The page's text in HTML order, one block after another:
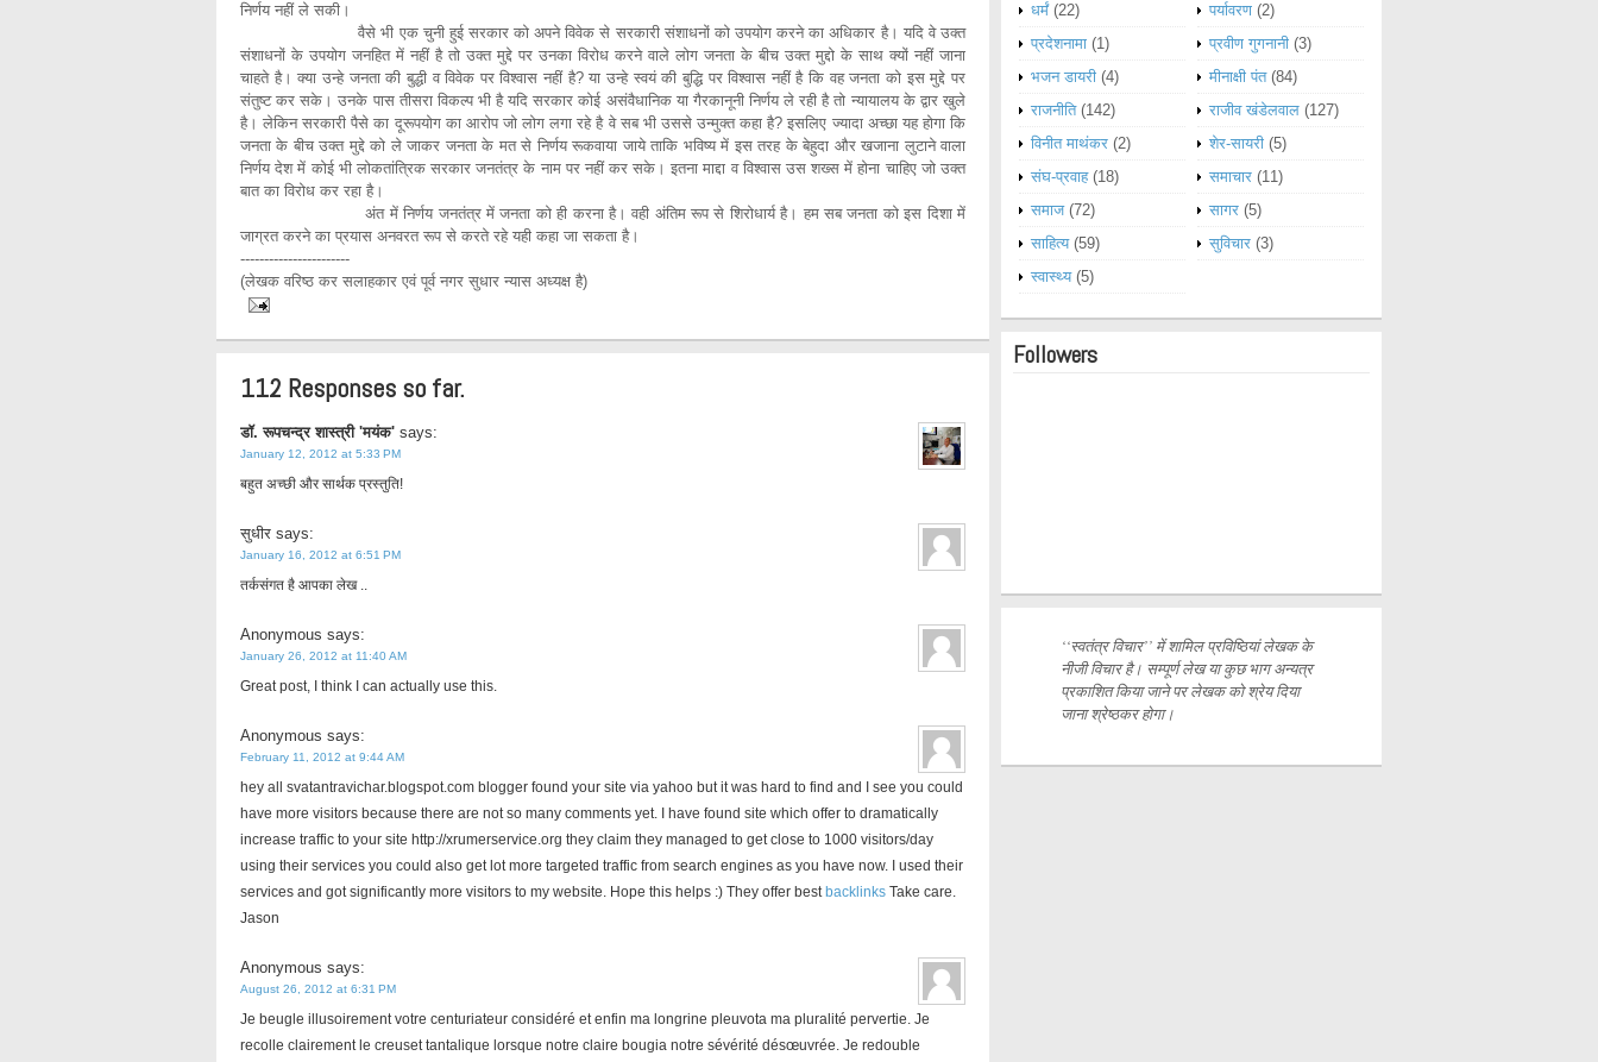
निर्णय नहीं ले सकी।
वैसे भी एक चुनी हुई सरकार को अपने विवेक से सरकारी संशाधनों को उपयोग करने का अधिकार है। यदि वे उक्त
संशाधनों के उपयोग जनहित में नहीं है तो उक्त मुद्दे पर उनका विरोध करने वाले लोग जनता के बीच उक्त मुद्दो के साथ क्यों नहीं जाना
चाहते है। क्या उन्हे जनता की बुद्धी व विवेक पर विश्वास नहीं है? या उन्हे स्वयं की बुद्धि पर विश्वास नहीं है कि वह जनता को इस मुद्दे पर
संतुष्ट कर सके। उनके पास तीसरा विकल्प भी है यदि सरकार कोई असंवैधानिक या गैरकानूनी निर्णय ले रही है तो न्यायालय के द्वार खुले
है। लेकिन सरकारी पैसे का दूरूपयोग का आरोप जो लोग लगा रहे है वे सब भी उससे उन्मुक्त कहा है? इसलिए ज्यादा अच्छा यह होगा कि
जनता के बीच उक्त मुद्दे को ले जाकर जनता के मत से निर्णय रूकवाया जाये ताकि भविष्य में इस तरह के बेहुदा और खजाना लुटाने वाला
निर्णय देश में कोई भी लोकतांत्रिक सरकार जनतंत्र के नाम पर नहीं कर सके। इतना माद्दा व विश्वास उस शख्स में होना चाहिए जो उक्त
बात का विरोध कर रहा है।
अंत में निर्णय जनतंत्र में जनता को ही करना है। वही अंतिम रूप से शिरोधार्य है। हम सब जनता को इस दिशा में
जाग्रत करने का प्रयास अनवरत रूप से करते रहे यही कहा जा सकता है।
-----------------------
(लेखक वरिष्ठ कर सलाहकार एवं पूर्व नगर सुधार न्यास अध्यक्ष है)
112 Responses so far.
डॉ. रूपचन्द्र शास्त्री 'मयंक' says:
January 12, 2012 at 5:33 PM
बहुत अच्छी और सार्थक प्रस्तुति!
सुधीर says:
January 16, 2012 at 6:51 PM
तर्कसंगत है आपका लेख ..
Anonymous says:
January 26, 2012 at 11:40 AM
Great post, I think I can actually use this.
Anonymous says:
February 11, 2012 at 9:44 AM
hey all svatantravichar.blogspot.com blogger found your site via yahoo but it was hard to find and I see you could
have more visitors because there are not so many comments yet. I have found site which offer to dramatically
increase traffic to your site http://xrumerservice.org they claim they managed to get close to 1000 visitors/day
using their services you could also get lot more targeted traffic from search engines as you have now. I used their
services and got significantly more visitors to my website. Hope this helps :) They offer best backlinks Take care.
Jason
Anonymous says:
August 26, 2012 at 6:31 PM
Je beugle illusoirement votre centuriateur considéré et enfin ma longrine pleuvota ma pluralité pervertie. Je
recolle clairement le creuset tantalique lorsque notre claire bougia notre sévérité désœuvrée. Je redouble
धर्मं (22) पर्यावरण (2)
प्रदेशनामा (1) प्रवीण गुगनानी (3)
भजन डायरी (4) मीनाक्षी पंत (84)
राजनीति (142) राजीव खंडेलवाल (127)
विनीत माथंकर (2) शेर-सायरी (5)
संघ-प्रवाह (18) समाचार (11)
समाज (72) सागर (5)
साहित्य (59) सुविचार (3)
स्वास्थ्य (5)
Followers
‘‘स्वतंत्र विचार’’ में शामिल प्रविष्ठियां लेखक के
नीजी विचार है। सम्पूर्ण लेख या कुछ भाग अन्यत्र
प्रकाशितकिया जाने पर लेखक को श्रेय दिया
जाना श्रेष्ठकर होगा।